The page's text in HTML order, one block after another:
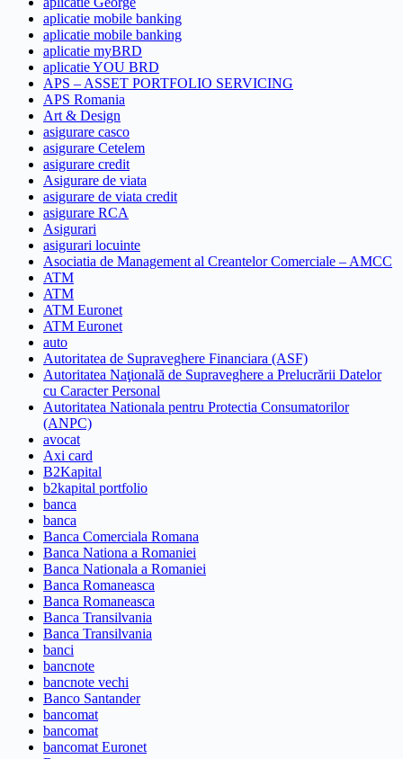
aplicatie mobile banking
aplicatie mobile banking
aplicatie myBRD
aplicatie YOU BRD
APS – ASSET PORTFOLIO SERVICING
APS Romania
Art & Design
asigurare casco
asigurare Cetelem
asigurare credit
Asigurare de viata
asigurare de viata credit
asigurare RCA
Asigurari
asigurari locuinte
Asociatia de Management al Creantelor Comerciale – AMCC
ATM
ATM
ATM Euronet
ATM Euronet
auto
Autoritatea de Supraveghere Financiara (ASF)
Autoritatea Naţională de Supraveghere a Prelucrării Datelor
cu Caracter Personal
Autoritatea Nationala pentru Protectia Consumatorilor
(ANPC)
avocat
Axi card
B2Kapital
b2kapital portfolio
banca
banca
Banca Comerciala Romana
Banca Nationa a Romaniei
Banca Nationala a Romaniei
Banca Romaneasca
Banca Romaneasca
Banca Transilvania
Banca Transilvania
banci
bancnote
bancnote vechi
Banco Santander
bancomat
bancomat
bancomat Euronet